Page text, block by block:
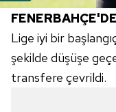
Lige iyi bir
şekilde düşüşe
transfere çevrildi.